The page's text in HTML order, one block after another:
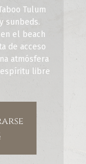
Tulum
sunbeds.
el beach
de acceso
atmósfera
espíritu libre